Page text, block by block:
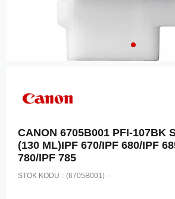
CANON 6705B001 PFI-107BK
(130 ML)IPF 670/IPF 680/IPF
780/IPF 785
STOK KODU (6705B001)